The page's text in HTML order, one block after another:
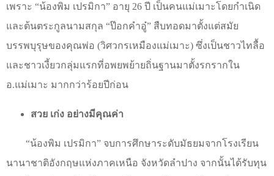
เพราะ “น้องพิม เปรมิกา” อายุ 26 ปี เป็นคนแม่เมาะโดยกำเนิด
และต้นตระกูลนามสกุล “ป๊อกคำอู๋” สืบทอดมาตั้งแต่สมัย
บรรพบุรุษของคุณพ่อ (วิศวกรเหมืองแม่เมาะ) ซึ่งเป็นชาวไทลื้อ
และชาวเงี้ยวกลุ่มแรกที่อพยพย้ายถิ่นฐานมาตั้งรกรากใน
อ.แม่เมาะ มากกว่าร้อยปีก่อน
สวย เก่ง อย่างมีคุณค่า
“น้องพิม เปรมิกา” จบการศึกษาระดับมัธยมจากโรงเรียน
นานาชาติอังกฤษแห่งภาคเหนือ จังหวัดลำปาง จากนั้นได้รับทุน